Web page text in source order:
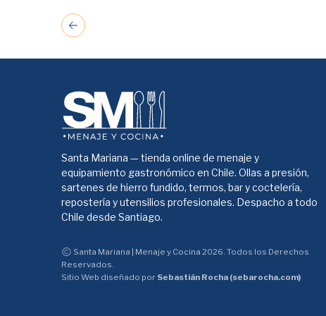
Santa Mariana — tienda online de menaje y
equipamiento gastronómico en Chile. Ollas a presión,
sartenes de hierro fundido, termos, bar y coctelería,
repostería y utensilios profesionales. Despacho a todo
Chile desde Santiago.
Santa Mariana | Menaje y Cocina 2026. Todos los Derechos
Reservados.
Sitio Web diseñado por Sebastián Rocha (sebarocha.com)